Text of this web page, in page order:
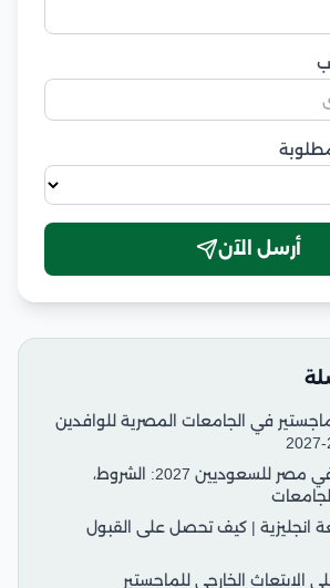
أرسل الآن
في الجامعات المصرية للوافدين
دراسة الماجستير في مصر للسعوديين 2027: الشروط،
انجليزية | كيف تحصل على القبول
الابتعاث الخارجي للماجستير